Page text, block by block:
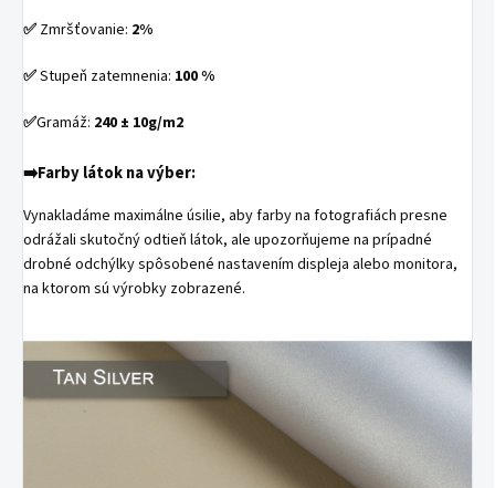
✅ Zmršťovanie: 2%
✅Stupeň zatemnenia: 100 %
✅Gramáž: 240 ± 10g/m2
➡️Farby látok na výber:
Vynakladáme maximálne úsilie, aby farby na fotografiách presne
odrážali skutočný odtieň látok, ale upozorňujeme na prípadné
drobné odchýlky spôsobené nastavením displeja alebo monitora,
na ktorom sú výrobky zobrazené.